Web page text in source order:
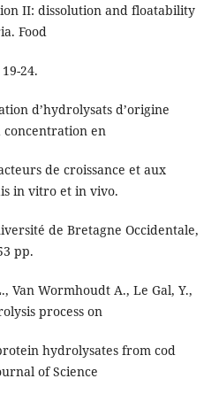
II: dissolution and floatability
Food
24.
d’hydrolysats d’origine
en
de croissance et aux
in vitro et in vivo.
de Bretagne Occidentale,
pp.
Van Wormhoudt A., Le Gal, Y.,
process on
hydrolysates from cod
of Science